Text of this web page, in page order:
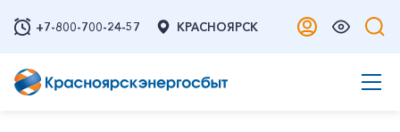
+7-800-700-24-57 КРАСНОЯРСК